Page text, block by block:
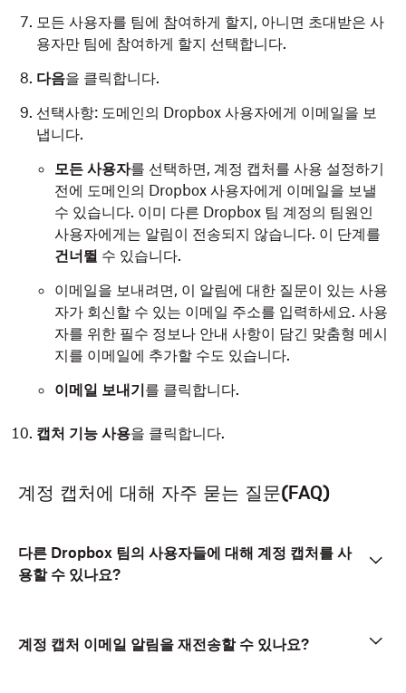
모든 사용자를 팀에 참여하게 할지, 아니면 초대받은 사
용자만 팀에 참여하게 할지 선택합니다.
다음을 클릭합니다.
선택사항: 도메인의 Dropbox 사용자에게 이메일을 보
냅니다.
모든 사용자를 선택하면, 계정 캡처를 사용 설정하기
전에 도메인의 Dropbox 사용자에게 이메일을 보낼
수 있습니다. 이미 다른 Dropbox 팀 계정의 팀원인
사용자에게는 알림이 전송되지 않습니다. 이 단계를
건너뛸 수 있습니다.
이메일을 보내려면, 이 알림에 대한 질문이 있는 사용
자가 회신할 수 있는 이메일 주소를 입력하세요. 사용
자를 위한 필수 정보나 안내 사항이 담긴 맞춤형 메시
지를 이메일에 추가할 수도 있습니다.
이메일 보내기를 클릭합니다.
캡처 기능 사용을 클릭합니다.
계정 캡처에 대해 자주 묻는 질문(FAQ)
다른 Dropbox 팀의 사용자들에 대해 계정 캡처를 사
용할 수 있나요?
계정 캡처 이메일 알림을 재전송할 수 있나요?